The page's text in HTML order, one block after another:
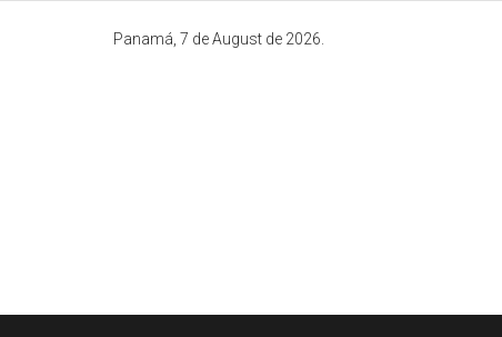
Panamá, 7 de August de 2026.